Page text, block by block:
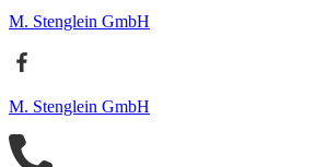
M. Stenglein GmbH
M. Stenglein GmbH